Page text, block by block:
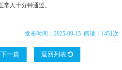
人十分钟通过。
发布时间：2025-09-15 阅读：1451次
下一篇 返回列表